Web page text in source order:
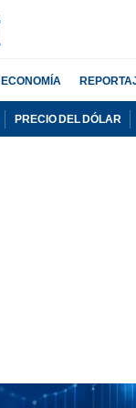
ECONOMÍA
PRECIO DEL DÓLAR